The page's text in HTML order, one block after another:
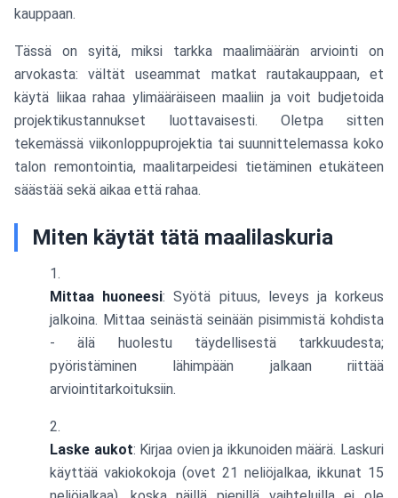
kauppaan.
Tässä on syitä, miksi tarkka maalimäärän arviointi on
arvokasta: vältät useammat matkat rautakauppaan, et
käytä liikaa rahaa ylimääräiseen maaliin ja voit budjetoida
projektikustannukset luottavaisesti. Oletpa sitten
tekemässä viikonloppuprojektia tai suunnittelemassa koko
talon remontointia, maalitarpeidesi tietäminen etukäteen
säästää sekä aikaa että rahaa.
Miten käytät tätä maalilaskuria
Mittaa huoneesi: Syötä pituus, leveys ja korkeus
jalkoina. Mittaa seinästä seinään pisimmistä kohdista
- älä huolestu täydellisestä tarkkuudesta;
pyöristäminen lähimpään jalkaan riittää
arviointitarkoituksiin.
Laske aukot: Kirjaa ovien ja ikkunoiden määrä. Laskuri
käyttää vakiokokoja (ovet 21 neliöjalkaa, ikkunat 15